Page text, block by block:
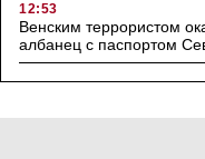
12:53
Венским террористом
албанец с паспортом